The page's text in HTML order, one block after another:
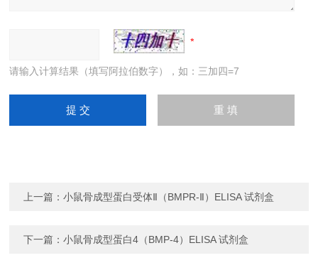
请输入计算结果（填写阿拉伯数字），如：三加四=7
上一篇：小鼠骨成型蛋白受体Ⅱ（BMPR-Ⅱ）ELISA 试剂盒
下一篇：小鼠骨成型蛋白4（BMP-4）ELISA 试剂盒